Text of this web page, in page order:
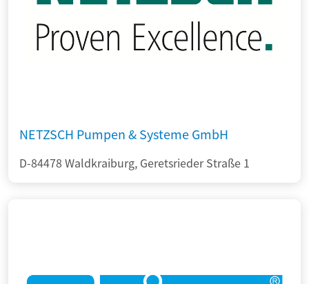
NETZSCH Pumpen & Systeme GmbH
D-84478 Waldkraiburg, Geretsrieder Straße 1